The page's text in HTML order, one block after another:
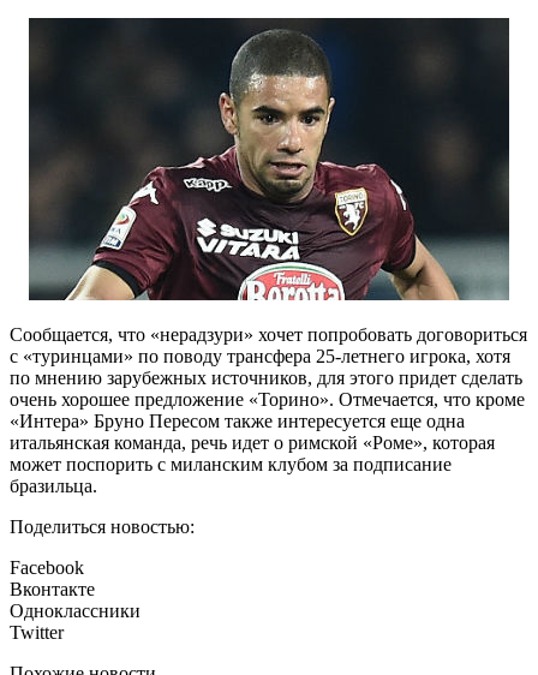
Сообщается, что «нерадзури» хочет попробовать договориться
с «туринцами» по поводу трансфера 25-летнего игрока, хотя
по мнению зарубежных источников, для этого придет сделать
очень хорошее предложение «Торино». Отмечается, что кроме
«Интера» Бруно Пересом также интересуется еще одна
итальянская команда, речь идет о римской «Роме», которая
может поспорить с миланским клубом за подписание
бразильца.
Поделиться новостью:
Facebook
Вконтакте
Одноклассники
Twitter